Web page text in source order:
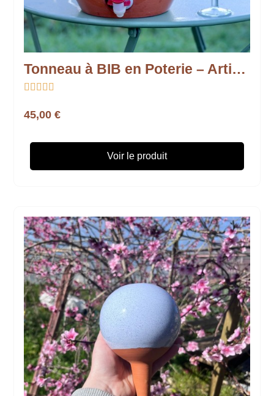
Tonneau à BIB en Poterie – Artisanat et Convivialité
    
45,00 €
Voir le produit